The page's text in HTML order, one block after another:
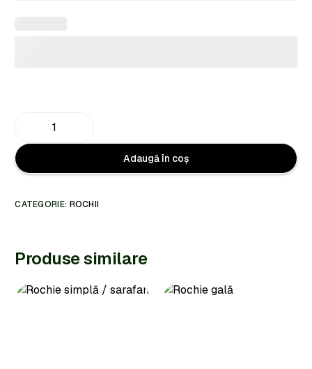
Adaugă în coș
CATEGORIE: ROCHII
Produse similare